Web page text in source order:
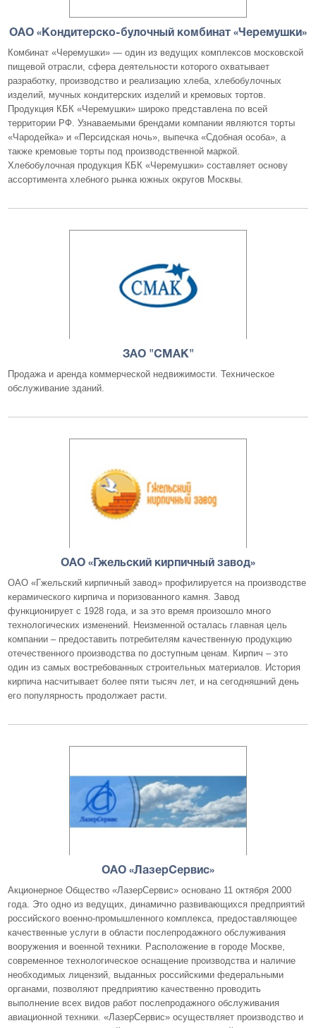
ОАО «Кондитерско-булочный комбинат «Черемушки»
Комбинат «Черемушки» — один из ведущих комплексов московской
пищевой отрасли, сфера деятельности которого охватывает
разработку, производство и реализацию хлеба, хлебобулочных
изделий, мучных кондитерских изделий и кремовых тортов.
Продукция КБК «Черемушки» широко представлена по всей
территории РФ. Узнаваемыми брендами компании являются торты
«Чародейка» и «Персидская ночь», выпечка «Сдобная особа», а
также кремовые торты под производственной маркой.
Хлебобулочная продукция КБК «Черемушки» составляет основу
ассортимента хлебного рынка южных округов Москвы.
ЗАО "СМАК"
Продажа и аренда коммерческой недвижимости. Техническое
обслуживание зданий.
ОАО «Гжельский кирпичный завод»
ОАО «Гжельский кирпичный завод» профилируется на производстве
керамического кирпича и поризованного камня. Завод
функционирует с 1928 года, и за это время произошло много
технологических изменений. Неизменной осталась главная цель
компании – предоставить потребителям качественную продукцию
отечественного производства по доступным ценам. Кирпич – это
один из самых востребованных строительных материалов. История
кирпича насчитывает более пяти тысяч лет, и на сегодняшний день
его популярность продолжает расти.
ОАО «ЛазерСервис»
Акционерное Общество «ЛазерСервис» основано 11 октября 2000
года. Это одно из ведущих, динамично развивающихся предприятий
российского военно-промышленного комплекса, предоставляющее
качественные услуги в области послепродажного обслуживания
вооружения и военной техники. Расположение в городе Москве,
современное технологическое оснащение производства и наличие
необходимых лицензий, выданных российскими федеральными
органами, позволяют предприятию качественно проводить
выполнение всех видов работ послепродажного обслуживания
авиационной техники. «ЛазерСервис» осуществляет производство и